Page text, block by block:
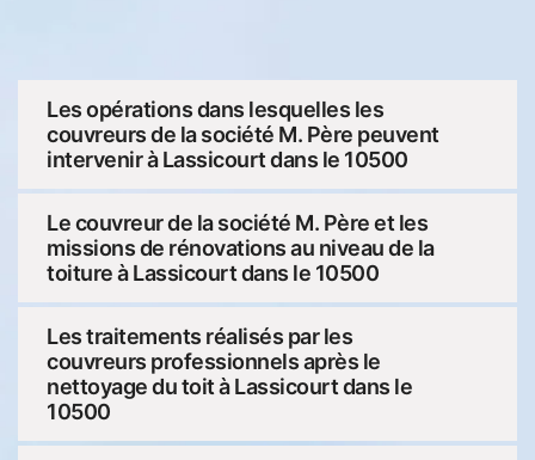
Les opérations dans lesquelles les
couvreurs de la société M. Père peuvent
intervenir à Lassicourt dans le 10500
Le couvreur de la société M. Père et les
missions de rénovations au niveau de la
toiture à Lassicourt dans le 10500
Les traitements réalisés par les
couvreurs professionnels après le
nettoyage du toit à Lassicourt dans le
10500